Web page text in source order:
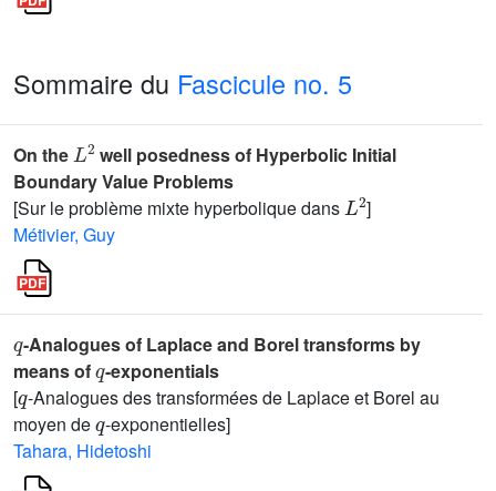
Sommaire du Fascicule no. 5
On the
2
well posedness of Hyperbolic Initial
Boundary Value Problems
[Sur le problème mixte hyperbolique dans
2
]
Métivier, Guy
-Analogues of Laplace and Borel transforms by
means of
q
-exponentials
[
q
-Analogues des transformées de Laplace et Borel au
moyen de
q
-exponentielles]
Tahara, Hidetoshi